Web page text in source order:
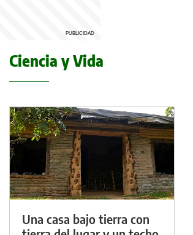
Ciencia y Vida
Una casa bajo tierra con